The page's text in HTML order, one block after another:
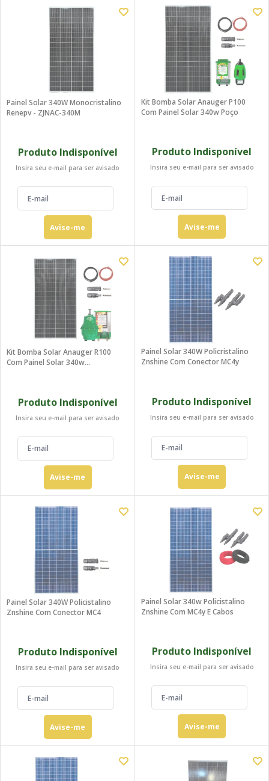
Painel Solar 340W Monocristalino
Renepv - ZJNAC-340M
Produto Indisponível
Insira seu e-mail para ser avisado
Avise-me
Kit Bomba Solar Anauger P100
Com Painel Solar 340w Poço
Produto Indisponível
Insira seu e-mail para ser avisado
Avise-me
Kit Bomba Solar Anauger R100
Com Painel Solar 340w
Produto Indisponível
Insira seu e-mail para ser avisado
Avise-me
Painel Solar 340W Policristalino
Znshine Com Conector MC4y
Produto Indisponível
Insira seu e-mail para ser avisado
Avise-me
Painel Solar 340W Policistalino
Znshine Com Conector MC4
Produto Indisponível
Insira seu e-mail para ser avisado
Avise-me
Painel Solar 340w Policistalino
Znshine Com MC4y E Cabos
Produto Indisponível
Insira seu e-mail para ser avisado
Avise-me